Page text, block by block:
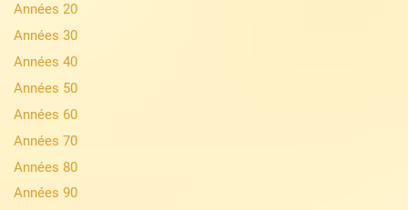
Années 20
Années 30
Années 40
Années 50
Années 60
Années 70
Années 80
Années 90